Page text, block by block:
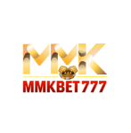
content